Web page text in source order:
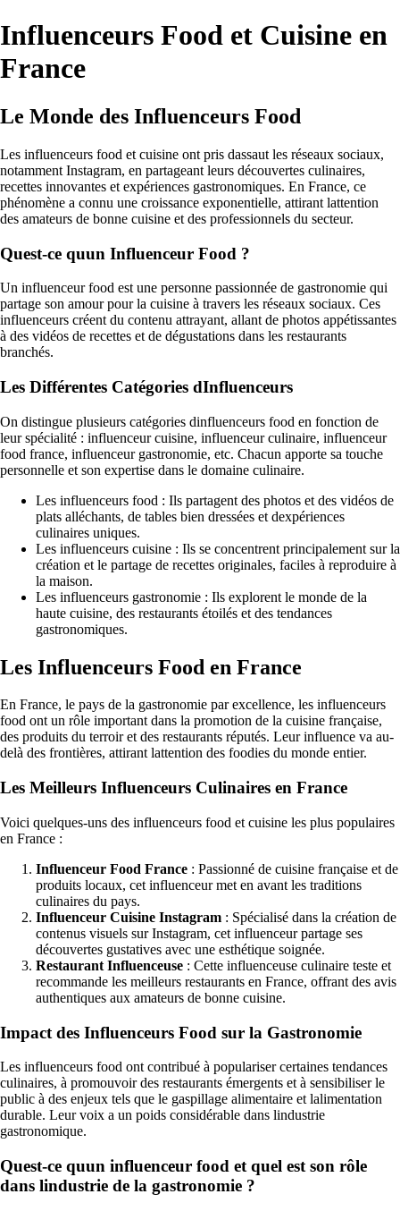
Influenceurs Food et Cuisine en
France
Le Monde des Influenceurs Food
Les influenceurs food et cuisine ont pris dassaut les réseaux sociaux,
notamment Instagram, en partageant leurs découvertes culinaires,
recettes innovantes et expériences gastronomiques. En France, ce
phénomène a connu une croissance exponentielle, attirant lattention
des amateurs de bonne cuisine et des professionnels du secteur.
Quest-ce quun Influenceur Food ?
Un influenceur food est une personne passionnée de gastronomie qui
partage son amour pour la cuisine à travers les réseaux sociaux. Ces
influenceurs créent du contenu attrayant, allant de photos appétissantes
à des vidéos de recettes et de dégustations dans les restaurants
branchés.
Les Différentes Catégories dInfluenceurs
On distingue plusieurs catégories dinfluenceurs food en fonction de
leur spécialité : influenceur cuisine, influenceur culinaire, influenceur
food france, influenceur gastronomie, etc. Chacun apporte sa touche
personnelle et son expertise dans le domaine culinaire.
Les influenceurs food : Ils partagent des photos et des vidéos de
plats alléchants, de tables bien dressées et dexpériences
culinaires uniques.
Les influenceurs cuisine : Ils se concentrent principalement sur la
création et le partage de recettes originales, faciles à reproduire à
la maison.
Les influenceurs gastronomie : Ils explorent le monde de la
haute cuisine, des restaurants étoilés et des tendances
gastronomiques.
Les Influenceurs Food en France
En France, le pays de la gastronomie par excellence, les influenceurs
food ont un rôle important dans la promotion de la cuisine française,
des produits du terroir et des restaurants réputés. Leur influence va au-
delà des frontières, attirant lattention des foodies du monde entier.
Les Meilleurs Influenceurs Culinaires en France
Voici quelques-uns des influenceurs food et cuisine les plus populaires
en France :
Influenceur Food France : Passionné de cuisine française et de
produits locaux, cet influenceur met en avant les traditions
culinaires du pays.
Influenceur Cuisine Instagram : Spécialisé dans la création de
contenus visuels sur Instagram, cet influenceur partage ses
découvertes gustatives avec une esthétique soignée.
Restaurant Influenceuse : Cette influenceuse culinaire teste et
recommande les meilleurs restaurants en France, offrant des avis
authentiques aux amateurs de bonne cuisine.
Impact des Influenceurs Food sur la Gastronomie
Les influenceurs food ont contribué à populariser certaines tendances
culinaires, à promouvoir des restaurants émergents et à sensibiliser le
public à des enjeux tels que le gaspillage alimentaire et lalimentation
durable. Leur voix a un poids considérable dans lindustrie
gastronomique.
Quest-ce quun influenceur food et quel est son rôle
dans lindustrie de la gastronomie ?